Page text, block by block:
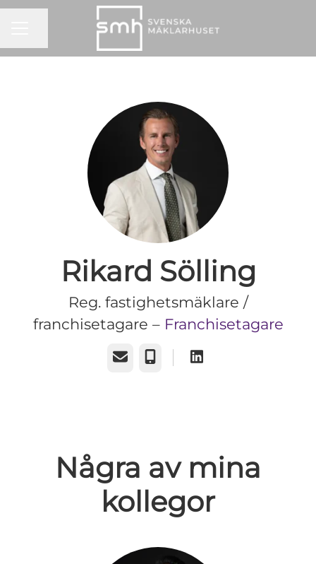
Rikard Sölling
Reg. fastighetsmäklare /
franchisetagare – Franchisetagare
E-postTelefon
Några av mina
kollegor